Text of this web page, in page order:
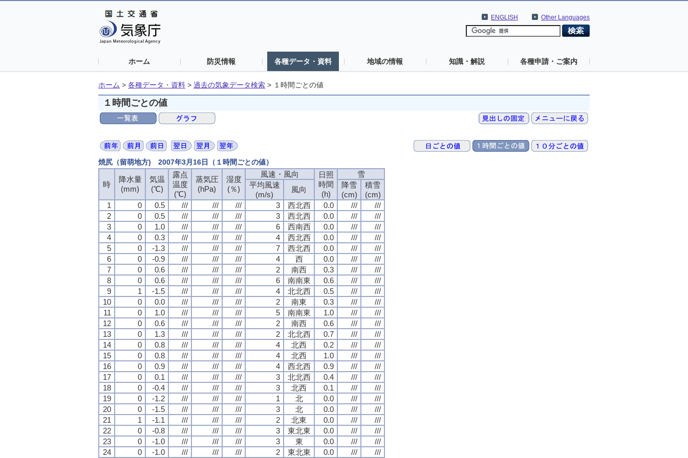
Other Languages
ENGLISH
ホーム 防災情報 各種データ・資料 地域の情報 知識・解説 各種申請・ご案内
ホーム > 各種データ・資料 > 過去の気象データ検索 > １時間ごとの値
１時間ごとの値
焼尻（留萌地方) 2007年3月16日（１時間ごとの値）
時
降水量
(mm)
気温
(℃)
露点
温度
(℃)
蒸気圧
(hPa)
湿度
(％)
風速・風向
日照
時間
(h)
雪
平均風速
(m/s)
風向
降雪
(cm)
積雪
(cm)
1
0 0.5 /// /// /// 3 西北西 0.0 ///
///
2
0 0.5 /// /// /// 3 西北西 0.0 ///
///
3
0 1.0 /// /// /// 6 西南西 0.0 ///
///
4
0 0.3 /// /// /// 4 西北西 0.0 ///
///
5
0 -1.3 /// /// /// 7 西北西 0.0 ///
///
6
0 -0.9 /// /// /// 4 西 0.0 ///
///
7
0 0.6 /// /// /// 2 南西 0.3 ///
///
8
0 0.6 /// /// /// 6 南南東 0.6 ///
///
9
1 -1.5 /// /// /// 4 北北西 0.5 ///
///
10
0 0.0 /// /// /// 2 南東 0.3 ///
///
11
0 1.0 /// /// /// 5 南南東 1.0 ///
///
12
0 0.6 /// /// /// 2 南西 0.6 ///
///
13
0 1.3 /// /// /// 2 北北西 0.7 ///
///
14
0 0.8 /// /// /// 4 北西 0.2 ///
///
15
0 0.8 /// /// /// 4 北西 1.0 ///
///
16
0 0.9 /// /// /// 4 西北西 0.9 ///
///
17
0 0.1 /// /// /// 3 北北西 0.4 ///
///
18
0 -0.4 /// /// /// 3 北西 0.1 ///
///
19
0 -1.2 /// /// /// 1 北 0.0 ///
///
20
0 -1.5 /// /// /// 3 北 0.0 ///
///
21
1 -1.1 /// /// /// 2 北東 0.0 ///
///
22
0 -0.8 /// /// /// 3 東北東 0.0 ///
///
23
0 -1.0 /// /// /// 3 東 0.0 ///
///
24
0 -1.0 /// /// /// 2 東北東 0.0 /// ///